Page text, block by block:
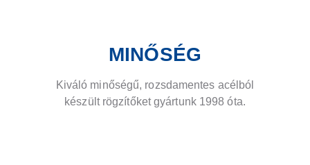
MINŐSÉG
Kiváló minőségű, rozsdamentes acélból
készült rögzítőket gyártunk 1998 óta.